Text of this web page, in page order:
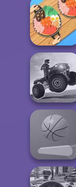
Real Football
Challenge
Hot Pot Rush
ATV Ultimate
OffRoad